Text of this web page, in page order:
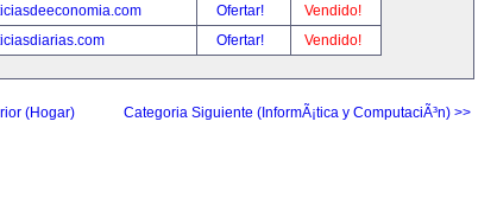
Ofertar!
Vendido!
Ofertar! Vendido!
(Hogar) Categoria Siguiente (InformÃ¡tica y ComputaciÃ³n) >>